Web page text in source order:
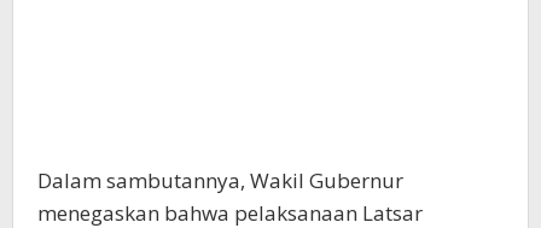
Dalam sambutannya, Wakil Gubernur
menegaskan bahwa pelaksanaan Latsar